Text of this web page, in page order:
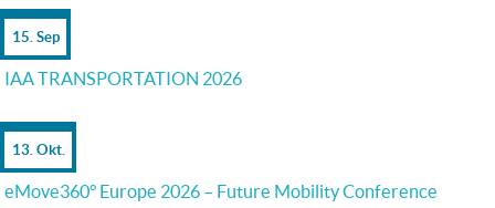
15. Sep
IAA TRANSPORTATION 2026
13. Okt.
eMove360° Europe 2026 – Future Mobility Conference